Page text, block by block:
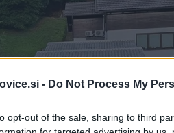
- Do Not Process My
opt-out of the sale, sharing to third